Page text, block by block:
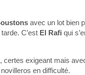
avec un lot bien
C’est El Rafi qui
exigeant mais
en difficulté.